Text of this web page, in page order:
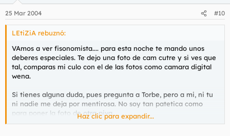
25 Mar 2004 #10
LEtiZiA rebuznó:
VAmos a ver fisonomista.... para esta noche te mando unos
deberes especiales. Te dejo una foto de cam cutre y si ves que
tal, comparas mi culo con el de las fotos como camara digital
wena.
Si tienes alguna duda, pues pregunta a Torbe, pero a mi, ni tu
ni nadie me deja por mentirosa. No soy tan patetica como
para poner la foto de otra piva.Haz clic para expandir...